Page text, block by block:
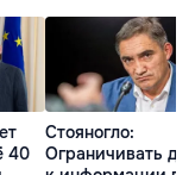
40
Стояногло:
Ограничивать